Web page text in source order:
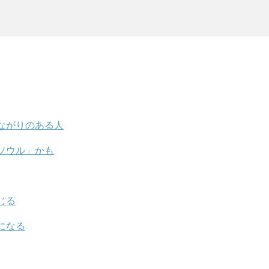
がりのある人
ウル」かも
る
なる